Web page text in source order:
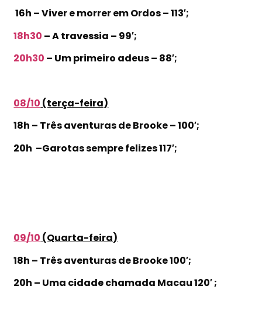
16h – Viver e morrer em Ordos – 113′;
18h30 – A travessia – 99′;
20h30 – Um primeiro adeus – 88′;
08/10 (terça-feira)
18h – Três aventuras de Brooke – 100′;
20h –Garotas sempre felizes 117′;
09/10 (Quarta-feira)
18h – Três aventuras de Brooke 100′;
20h – Uma cidade chamada Macau 120′ ;